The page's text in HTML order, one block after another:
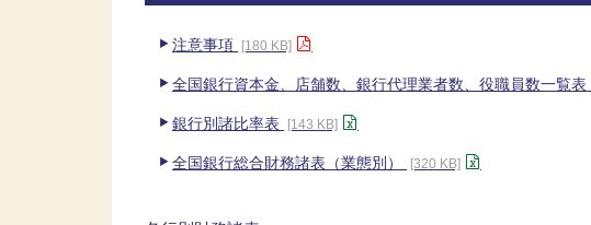
注意事項 [180 KB]
全国銀行資本金、店舗数、銀行代理業者数、役職員数一覧表
銀行別諸比率表 [143 KB]
全国銀行総合財務諸表（業態別） [320 KB]